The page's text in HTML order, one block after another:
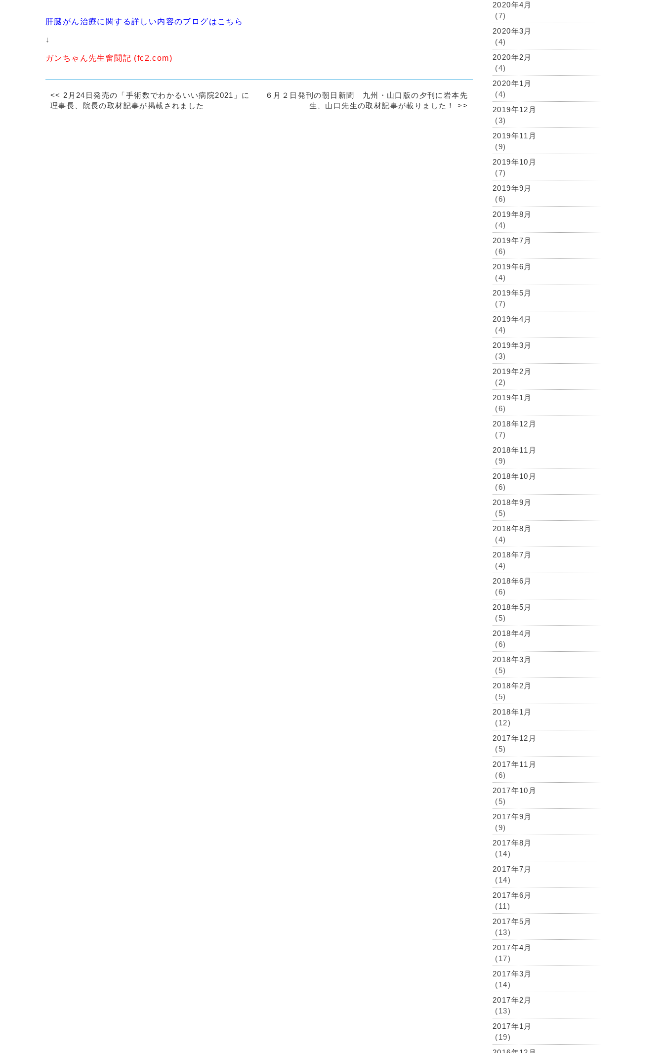
肝臓がん治療に関する詳しい内容のブログはこちら
↓
ガンちゃん先生奮闘記 (fc2.com)
<< 2月24日発売の「手術数でわかるいい病院2021」に
理事長、院長の取材記事が掲載されました
６月２日発刊の朝日新聞 九州・山口版の夕刊に岩本先
生、山口先生の取材記事が載りました！>>
2020年4月
(7)
2020年3月
(4)
2020年2月
(4)
2020年1月
(4)
2019年12月
(3)
2019年11月
(9)
2019年10月
(7)
2019年9月
(6)
2019年8月
(4)
2019年7月
(6)
2019年6月
(4)
2019年5月
(7)
2019年4月
(4)
2019年3月
(3)
2019年2月
(2)
2019年1月
(6)
2018年12月
(7)
2018年11月
(9)
2018年10月
(6)
2018年9月
(5)
2018年8月
(4)
2018年7月
(4)
2018年6月
(6)
2018年5月
(5)
2018年4月
(6)
2018年3月
(5)
2018年2月
(5)
2018年1月
(12)
2017年12月
(5)
2017年11月
(6)
2017年10月
(5)
2017年9月
(9)
2017年8月
(14)
2017年7月
(14)
2017年6月
(11)
2017年5月
(13)
2017年4月
(17)
2017年3月
(14)
2017年2月
(13)
2017年1月
(19)